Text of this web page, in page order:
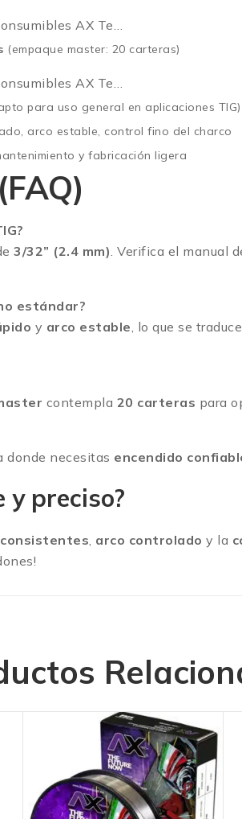
AX Te…
(empaque master: 20 carteras)
AX Te…
para uso general en aplicaciones TIG)
arco estable, control fino del charco
y fabricación ligera
3/32” (2.4 mm). Verifica el manual
estándar?
y arco estable, lo que se
contempla 20 carteras para
donde necesitas encendido
y preciso?
, arco controlado y la